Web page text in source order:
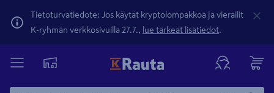
Tietoturvatiedote: Jos käytät kryptolompakkoa ja vierailit
K-ryhmän verkkosivuilla 27.7., lue tärkeät lisätiedot.